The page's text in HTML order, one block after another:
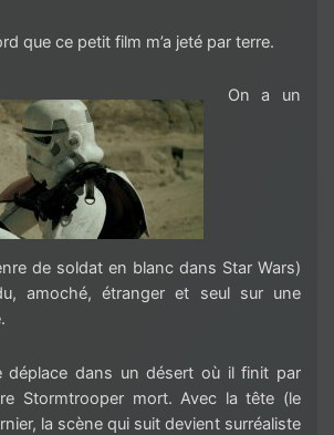
que ce petit film m’a jeté par terre.
On a un
de soldat en blanc dans Star Wars)
amoché, étranger et seul sur une
déplace dans un désert où il finit par
Stormtrooper mort. Avec la tête (le
la scène qui suit devient surréaliste